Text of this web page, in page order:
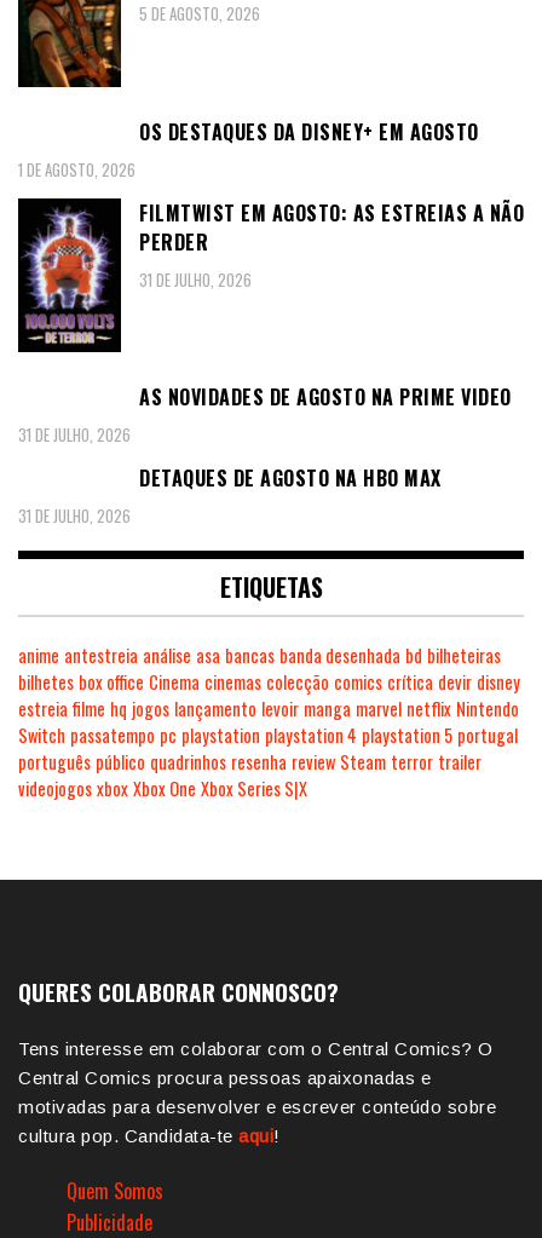
5 DE AGOSTO, 2026
OS DESTAQUES DA DISNEY+ EM AGOSTO
1 DE AGOSTO, 2026
FILMTWIST EM AGOSTO: AS ESTREIAS A NÃO
PERDER
31 DE JULHO, 2026
AS NOVIDADES DE AGOSTO NA PRIME VIDEO
31 DE JULHO, 2026
DETAQUES DE AGOSTO NA HBO MAX
31 DE JULHO, 2026
ETIQUETAS
anime antestreia análise asa bancas banda desenhada bd bilheteiras
bilhetes box office Cinema cinemas colecção comics crítica devir disney
estreia filme hq jogos lançamento levoir manga marvel netflix Nintendo
Switch passatempo pc playstation playstation 4 playstation 5 portugal
português público quadrinhos resenha review Steam terror trailer
videojogosxboxXbox One Xbox Series S|X
QUERES COLABORAR CONNOSCO?
Tens interesse em colaborar com o Central Comics? O
Central Comics procura pessoas apaixonadas e
motivadas para desenvolver e escrever conteúdo sobre
cultura pop. Candidata-te aqui!
Quem Somos
Publicidade